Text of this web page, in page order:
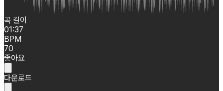
곡 길이
01:37
BPM
70
좋아요
다운로드